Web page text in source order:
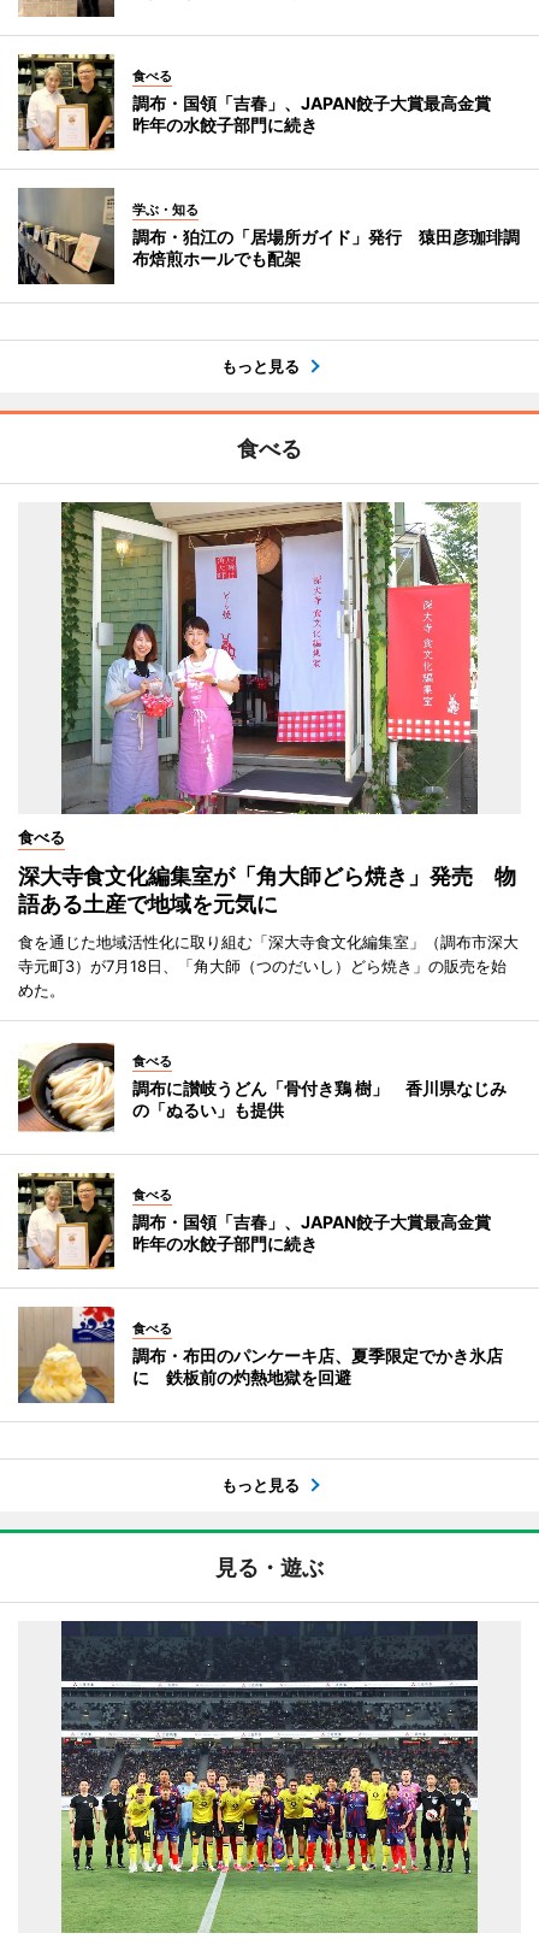
食べる
調布・国領「吉春」、JAPAN餃子大賞最高金賞
昨年の水餃子部門に続き
学ぶ・知る
調布・狛江の「居場所ガイド」発行 猿田彦珈琲調
布焙煎ホールでも配架
もっと見る
食べる
食べる
深大寺食文化編集室が「角大師どら焼き」発売 物
語ある土産で地域を元気に
食を通じた地域活性化に取り組む「深大寺食文化編集室」（調布市深大
寺元町3）が7月18日、「角大師（つのだいし）どら焼き」の販売を始
めた。
食べる
調布に讃岐うどん「骨付き鶏 樹」 香川県なじみ
の「ぬるい」も提供
食べる
調布・国領「吉春」、JAPAN餃子大賞最高金賞
昨年の水餃子部門に続き
食べる
調布・布田のパンケーキ店、夏季限定でかき氷店
に 鉄板前の灼熱地獄を回避
もっと見る
見る・遊ぶ